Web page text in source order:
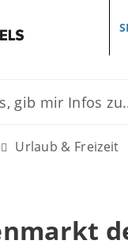
Urlaub & Freizeit